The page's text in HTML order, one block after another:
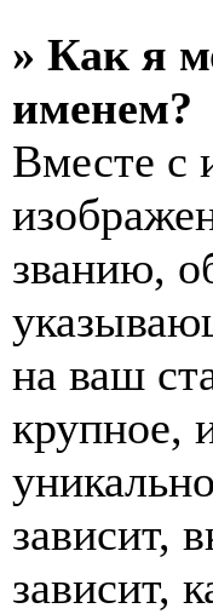
» Как я
именем?
Вместе с
званию,
на ваш
крупное,
зависит,
зависит,